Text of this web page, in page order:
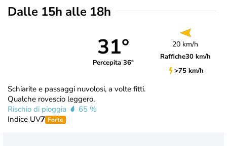
Dalle 15h alle 18h
31°
Percepita 36°
20 km/h
Raffiche30 km/h
>75 km/h
Schiarite e passaggi nuvolosi, a volte fitti.
Qualche rovescio leggero.
Rischio di pioggia
65 %
Indice UV7 Forte